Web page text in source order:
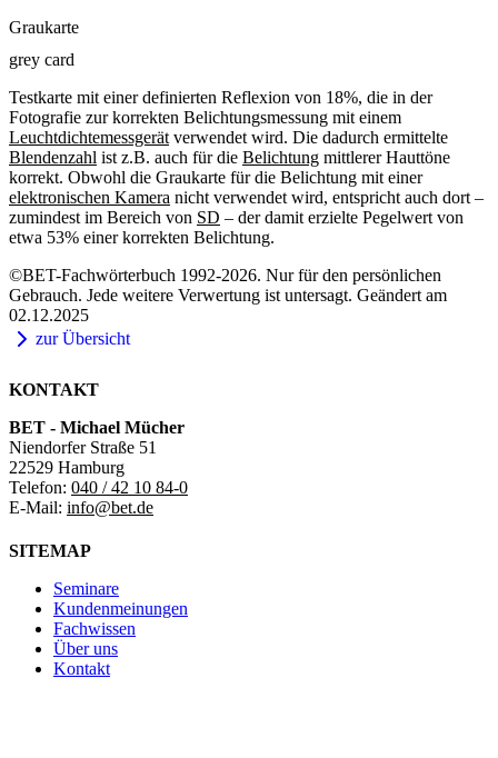
Graukarte
grey card
Testkarte mit einer definierten Reflexion von 18%, die in der
Fotografie zur korrekten Belichtungsmessung mit einem
Leuchtdichtemessgerät verwendet wird. Die dadurch ermittelte
Blendenzahl ist z.B. auch für die Belichtung mittlerer Hauttöne
korrekt. Obwohl die Graukarte für die Belichtung mit einer
elektronischen Kamera nicht verwendet wird, entspricht auch dort –
zumindest im Bereich von SD – der damit erzielte Pegelwert von
etwa 53% einer korrekten Belichtung.
©BET-Fachwörterbuch 1992-2026. Nur für den persönlichen
Gebrauch. Jede weitere Verwertung ist untersagt. Geändert am
02.12.2025
zur Übersicht
KONTAKT
BET - Michael Mücher
Niendorfer Straße 51
22529 Hamburg
Telefon: 040 / 42 10 84-0
E-Mail: info@bet.de
SITEMAP
Seminare
Kundenmeinungen
Fachwissen
Über uns
Kontakt